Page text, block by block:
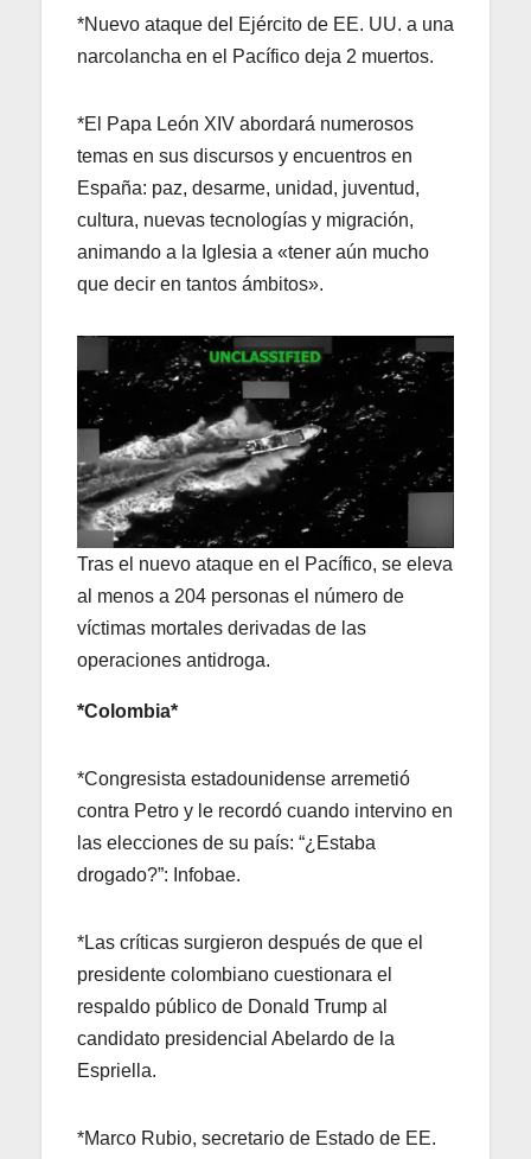
*Nuevo ataque del Ejército de EE. UU. a una
narcolancha en el Pacífico deja 2 muertos.
*El Papa León XIV abordará numerosos
temas en sus discursos y encuentros en
España: paz, desarme, unidad, juventud,
cultura, nuevas tecnologías y migración,
animando a la Iglesia a «tener aún mucho
que decir en tantos ámbitos».
Tras el nuevo ataque en el Pacífico, se eleva
al menos a 204 personas el número de
víctimas mortales derivadas de las
operaciones antidroga.
*Colombia*
*Congresista estadounidense arremetió
contra Petro y le recordó cuando intervino en
las elecciones de su país: “¿Estaba
drogado?”: Infobae.
*Las críticas surgieron después de que el
presidente colombiano cuestionara el
respaldo público de Donald Trump al
candidato presidencial Abelardo de la
Espriella.
*Marco Rubio, secretario de Estado de EE.